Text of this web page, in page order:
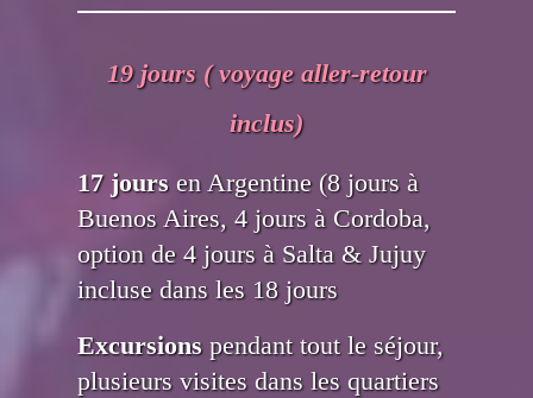
19 jours ( voyage aller-retour
inclus)
17 joursen Argentine (8 jours à
Buenos Aires, 4 jours à Cordoba,
option de 4 jours à Salta & Jujuy
incluse dans les 18 jours
Excursionspendant tout le séjour,
plusieurs visites dans les quartiers